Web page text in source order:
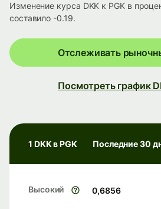
Изменение курса DKK к PGK в
составило -0.19.
Отслеживать
Посмотреть график
1 DKK в PGK Последние 30
Высокий 0,6856